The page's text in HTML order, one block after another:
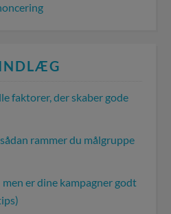
faktorer, der skaber gode
rammer du målgruppe
er dine kampagner godt